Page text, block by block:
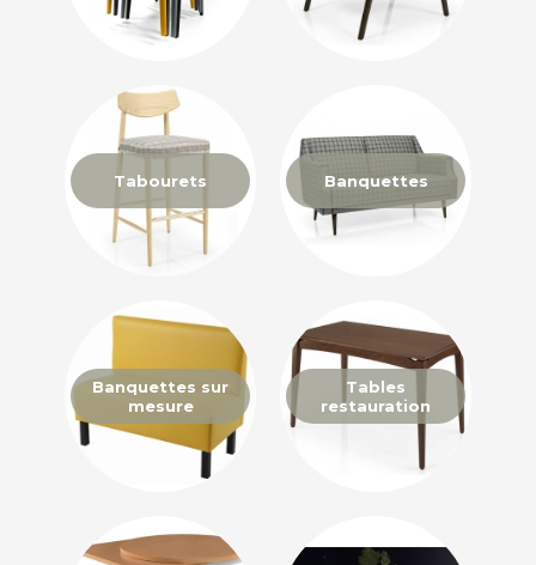
Tabourets Banquettes
Banquettes sur
mesure
Tables
restauration